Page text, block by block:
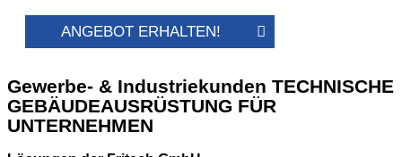
ANGEBOT ERHALTEN!
Gewerbe- & Industriekunden TECHNISCHE
GEBÄUDEAUSRÜSTUNG FÜR
UNTERNEHMEN